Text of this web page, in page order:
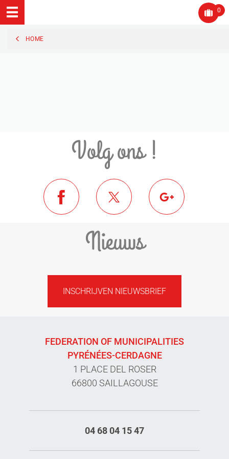
0
HOME
Volg ons !
Nieuws
INSCHRIJVEN NIEUWSBRIEF
FEDERATION OF MUNICIPALITIES
PYRÉNÉES-CERDAGNE
1 PLACE DEL ROSER
66800 SAILLAGOUSE
04 68 04 15 47